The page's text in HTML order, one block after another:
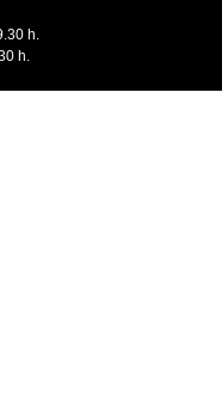
h.
h.